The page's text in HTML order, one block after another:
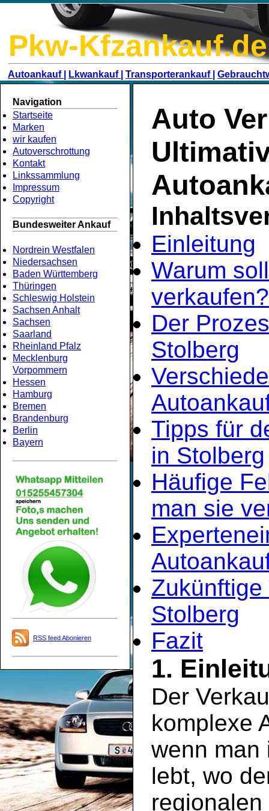
Pkw-Kfzankauf.de
Autoankauf | Lkwankauf | Transporterankauf |
Navigation
Startseite
Marken
wir kaufen
Autoverschrottung
Kontakt
Linkssammlung
Impressum
Copyright
Bundesweiter Ankauf
Nordrein Westfalen
Niedersachsen
Baden Württemberg
Thüringen
Schleswig Holstein
Sachsen Anhalt
Sachsen
Saarland
Rheinland Pfalz
Mecklenburg
Vorpommern
Hessen
Hamburg
Bremen
Brandenburg
Berlin
Bayern
RSS feed Abonieren
Auto
Einleitung
Warum
verkaufen?
Der
Stolberg
Tipps für
in Stolberg
Häufige
man sie
Stolberg
Fazit
1.
Der
komplexe
wenn man
lebt, wo